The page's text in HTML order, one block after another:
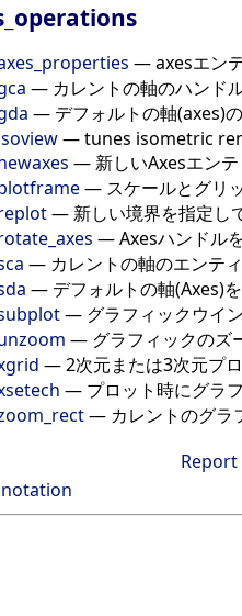
—axesエン
— カレントの軸のハンド
— デフォルトの軸(axes)
—tunes isometric
— 新しいAxesエン
— スケールとグリ
— 新しい境界を指定し
—Axesハンドル
— カレントの軸のエンテ
— デフォルトの軸(Axes)
— グラフィックウイ
— グラフィックのズ
—2次元または3次元プ
— プロット時にグラ
— カレントのグラ
Report